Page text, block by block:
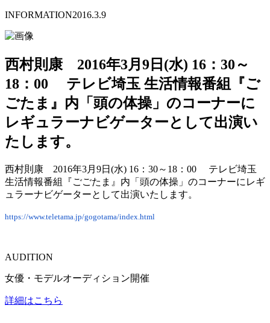
INFORMATION2016.3.9
西村則康 2016年3月9日(水) 16：30～
18：00 テレビ埼玉 生活情報番組『ご
ごたま』内「頭の体操」のコーナーに
レギュラーナビゲーターとして出演い
たします。
西村則康 2016年3月9日(水) 16：30～18：00 テレビ埼玉
生活情報番組『ごごたま』内「頭の体操」のコーナーにレギ
ュラーナビゲーターとして出演いたします。
https://www.teletama.jp/gogotama/index.html
AUDITION
女優・モデルオーディション開催
詳細はこちら